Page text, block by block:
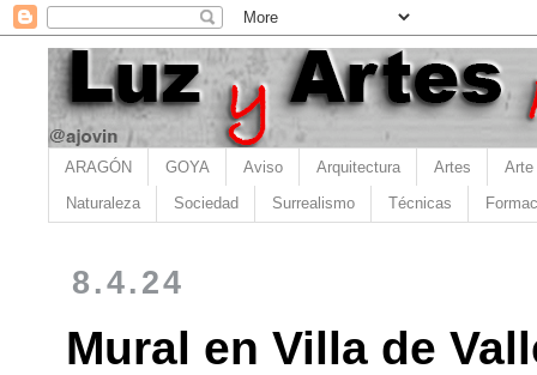
ARAGÓN GOYA Aviso Arquitectura Artes Arte
Naturaleza Sociedad Surrealismo Técnicas
8.4.24
Mural en Villa de